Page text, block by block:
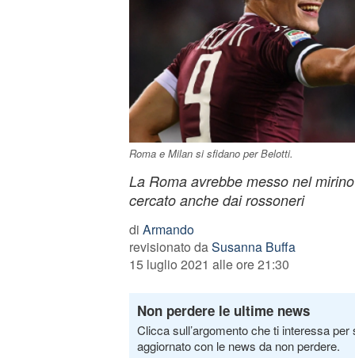
Roma e Milan si sfidano per Belotti.
La Roma avrebbe messo nel
cercato anche dai rossoneri
di Armando
revisionato daSusanna Buffa
15 luglio 2021 alle ore 21:30
Non perdere le ultime news
Clicca sull’argomento che ti interessa
aggiornato con le news da non perdere.